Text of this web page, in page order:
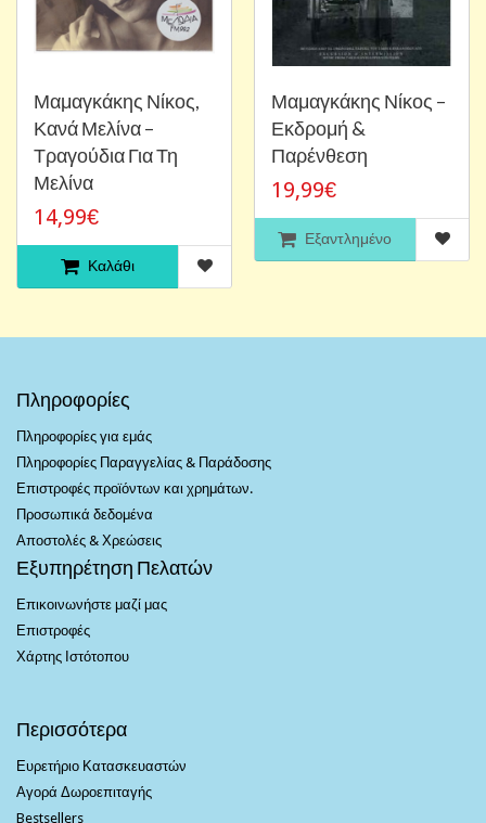
Μαμαγκάκης Νίκος,
Κανά Μελίνα ‎–
Τραγούδια Για Τη
Μελίνα
14,99€
Καλάθι
Μαμαγκάκης Νίκος‎ –
Εκδρομή &
Παρένθεση
19,99€
Εξαντλημένο
Πληροφορίες
Πληροφορίες για εμάς
Πληροφορίες Παραγγελίας & Παράδοσης
Επιστροφές προϊόντων και χρημάτων.
Προσωπικά δεδομένα
Αποστολές & Χρεώσεις
Εξυπηρέτηση Πελατών
Επικοινωνήστε μαζί μας
Επιστροφές
Χάρτης Ιστότοπου
Περισσότερα
Ευρετήριο Κατασκευαστών
Αγορά Δωροεπιταγής
Bestsellers